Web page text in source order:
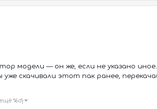
модели — он же, если не указано
уже скачивали этот пак ранее,
%d)